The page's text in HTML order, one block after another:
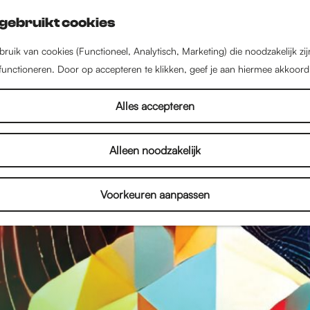
cookies
van cookies (Functioneel, Analytisch, Marketing) die noodzakelijk
Door op accepteren te klikken, geef je aan hiermee
Alles accepteren
Alleen noodzakelijk
Voorkeuren aanpassen